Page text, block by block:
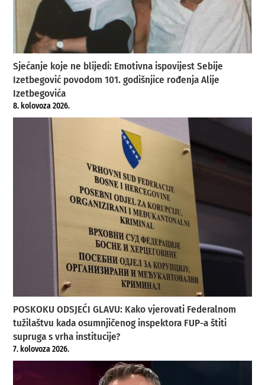
Sjećanje koje ne blijedi: Emotivna ispovijest Sebije
Izetbegović povodom 101. godišnjice rođenja Alije
Izetbegovića
8. kolovoza 2026.
POSKOKU ODSJEĆI GLAVU: Kako vjerovati Federalnom
tužilaštvu kada osumnjičenog inspektora FUP-a štiti
supruga s vrha institucije?
7. kolovoza 2026.